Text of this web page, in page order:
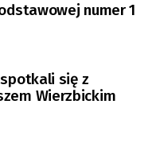
numer 1
spotkali się z
Wierzbickim